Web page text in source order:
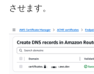
させます。